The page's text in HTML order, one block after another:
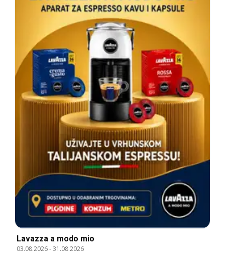
Lavazza a modo mio
03.08.2026-31.08.2026